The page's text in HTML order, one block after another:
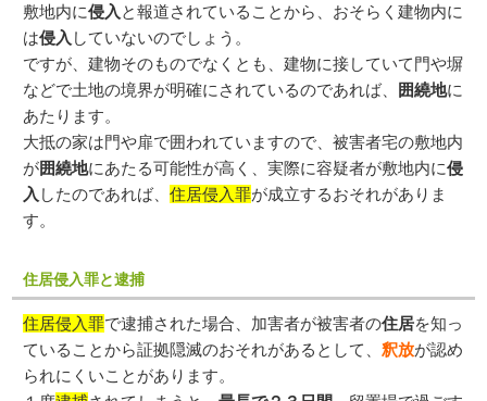
敷地内に侵入 と報道されていることから、おそらく建物内に
は侵入 していないのでしょう。
ですが、建物そのものでなくとも、建物に接していて門や塀
などで土地の境界が明確にされているのであれば、
囲繞地に
あたります。
大抵の家は門や扉で囲われていますので、被害者宅の敷地内
が囲繞地にあたる可能性が高く、実際に容疑者が敷地内に侵
入 したのであれば、住居侵入罪が成立するおそれがありま
す。
住居侵入罪と逮捕
住居侵入罪で逮捕された場合、加害者が被害者の住居を知っ
ていることから証拠隠滅のおそれがあるとして、釈放が認め
られにくいことがあります。